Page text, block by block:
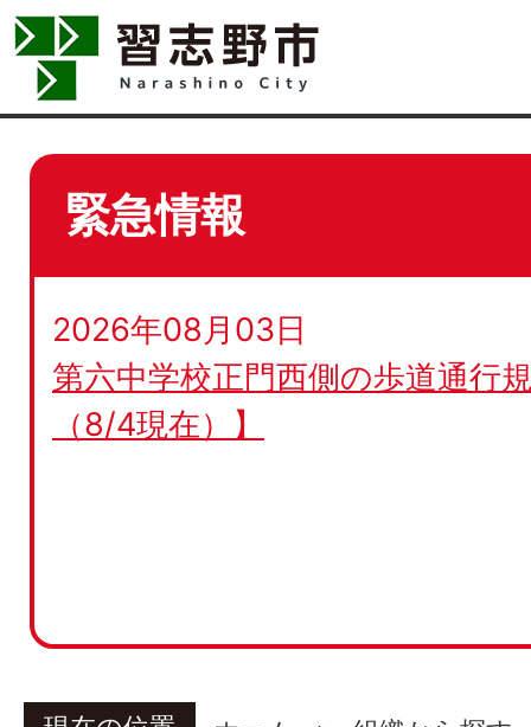
緊急情報
2026年08月03日
第六中学校正門西側の歩道通行
（8/4現在）】